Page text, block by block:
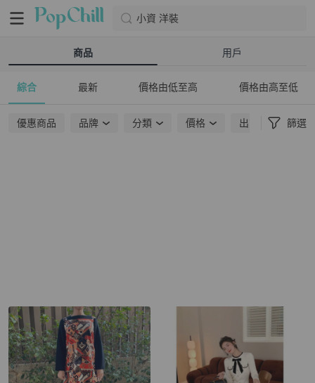
小資 洋裝
商品 用戶
綜合 最新 價格由低至高 價格由高至低
優惠商品 品牌 分類 價格 出貨地點 篩選